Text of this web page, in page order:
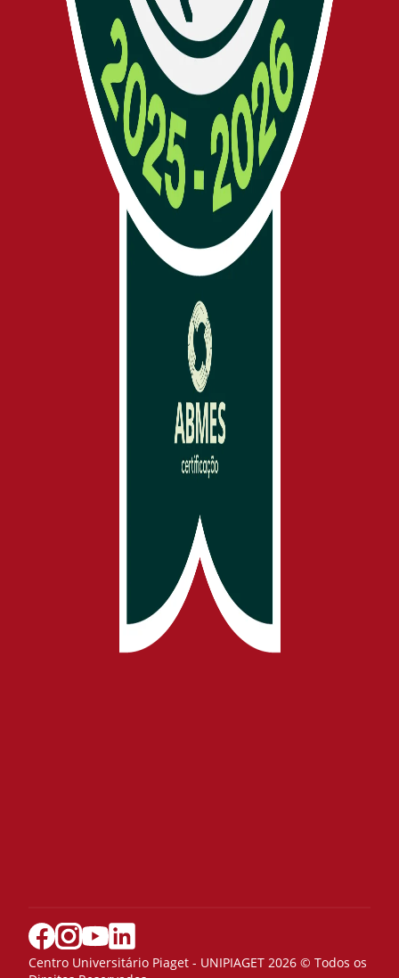
Centro Universitário Piaget - UNIPIAGET 2026 © Todos os